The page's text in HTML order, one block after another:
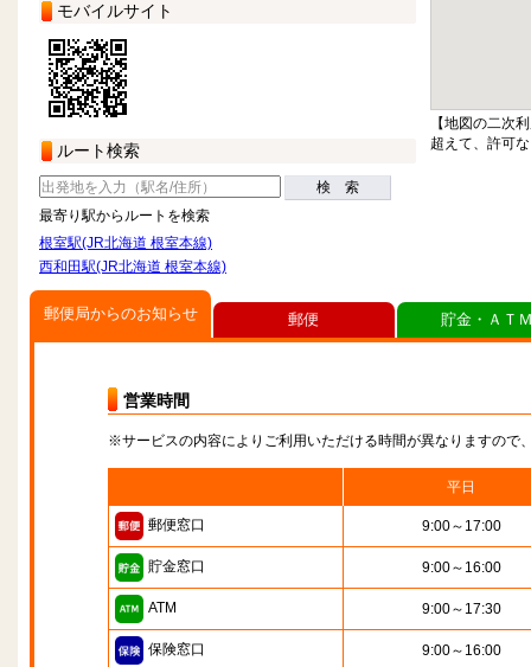
モバイルサイト
ルート検索
検 索
最寄り駅からルートを検索
根室駅(JR北海道 根室本線)
西和田駅(JR北海道 根室本線)
【地図の二次
超えて、許可
郵便局からのお知らせ
営業時間
※サービスの内容によりご利用いただける時間が異なりますので
平日
郵便窓口 9:00～17:00
貯金窓口 9:00～16:00
ATM 9:00～17:30
保険窓口 9:00～16:00
郵便 貯金・ＡＴ